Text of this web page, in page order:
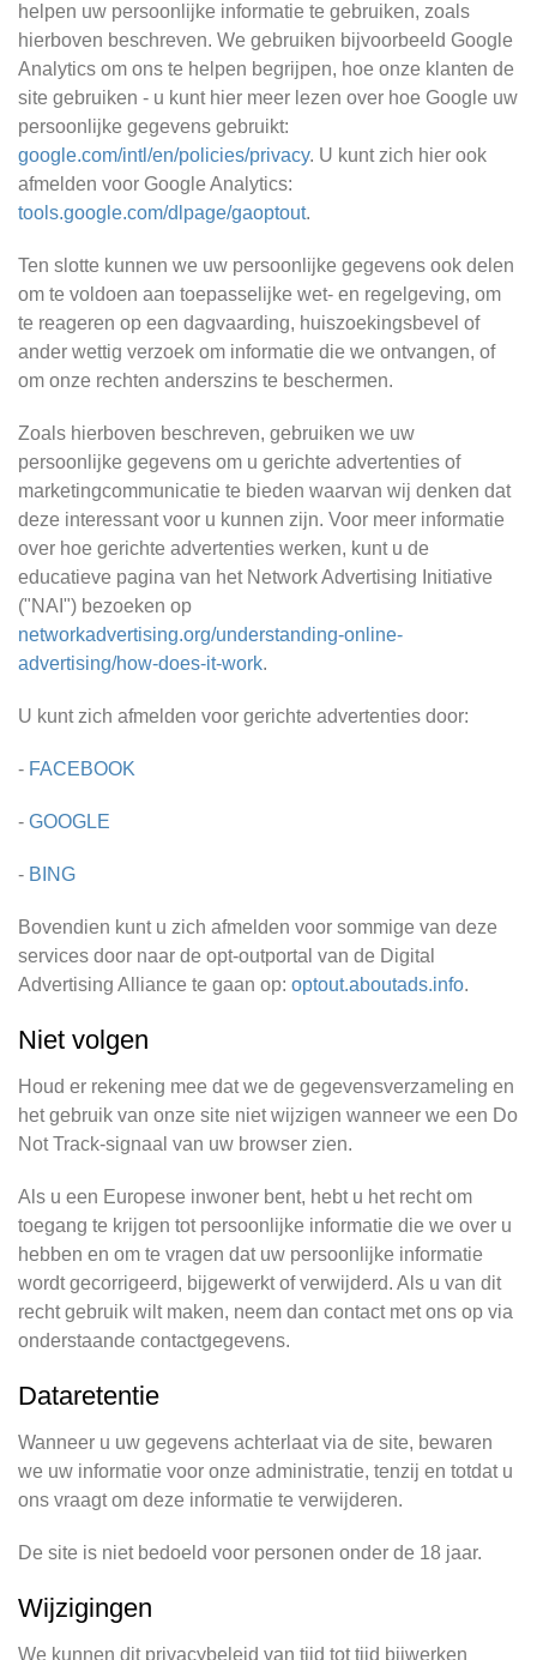
helpen uw persoonlijke informatie te gebruiken, zoals
hierboven beschreven. We gebruiken bijvoorbeeld Google
Analytics om ons te helpen begrijpen, hoe onze klanten de
site gebruiken - u kunt hier meer lezen over hoe Google uw
persoonlijke gegevens gebruikt:
google.com/intl/en/policies/privacy. U kunt zich hier ook
afmelden voor Google Analytics:
tools.google.com/dlpage/gaoptout.
Ten slotte kunnen we uw persoonlijke gegevens ook delen
om te voldoen aan toepasselijke wet- en regelgeving, om
te reageren op een dagvaarding, huiszoekingsbevel of
ander wettig verzoek om informatie die we ontvangen, of
om onze rechten anderszins te beschermen.
Zoals hierboven beschreven, gebruiken we uw
persoonlijke gegevens om u gerichte advertenties of
marketingcommunicatie te bieden waarvan wij denken dat
deze interessant voor u kunnen zijn. Voor meer informatie
over hoe gerichte advertenties werken, kunt u de
educatieve pagina van het Network Advertising Initiative
("NAI") bezoeken op
networkadvertising.org/understanding-online-
advertising/how-does-it-work.
U kunt zich afmelden voor gerichte advertenties door:
- FACEBOOK
- GOOGLE
- BING
Bovendien kunt u zich afmelden voor sommige van deze
services door naar de opt-outportal van de Digital
Advertising Alliance te gaan op: optout.aboutads.info.
Niet volgen
Houd er rekening mee dat we de gegevensverzameling en
het gebruik van onze site niet wijzigen wanneer we een Do
Not Track-signaal van uw browser zien.
Als u een Europese inwoner bent, hebt u het recht om
toegang te krijgen tot persoonlijke informatie die we over u
hebben en om te vragen dat uw persoonlijke informatie
wordt gecorrigeerd, bijgewerkt of verwijderd. Als u van dit
recht gebruik wilt maken, neem dan contact met ons op via
onderstaande contactgegevens.
Dataretentie
Wanneer u uw gegevens achterlaat via de site, bewaren
we uw informatie voor onze administratie, tenzij en totdat u
ons vraagt om deze informatie te verwijderen.
De site is niet bedoeld voor personen onder de 18 jaar.
Wijzigingen
We kunnen dit privacybeleid van tijd tot tijd bijwerken